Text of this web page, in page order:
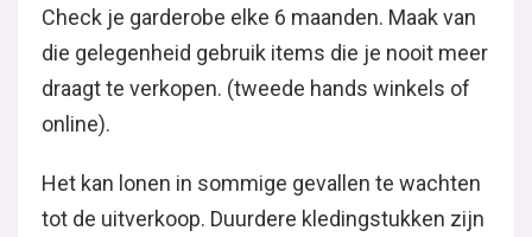
Check je garderobe elke 6 maanden. Maak van
die gelegenheid gebruik items die je nooit meer
draagt te verkopen. (tweede hands winkels of
online).
Het kan lonen in sommige gevallen te wachten
tot de uitverkoop. Duurdere kledingstukken zijn